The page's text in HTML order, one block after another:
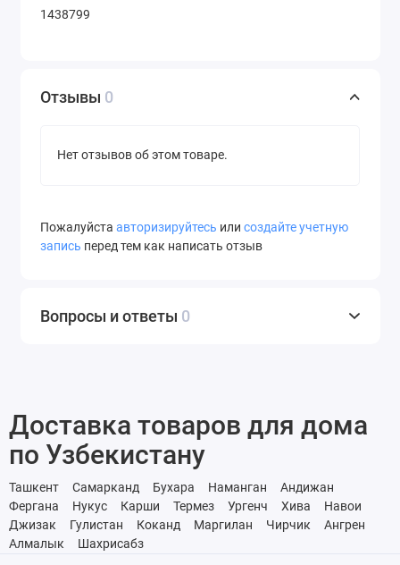
1438799
Отзывы 0
Нет отзывов об этом товаре.
Пожалуйста авторизируйтесь или создайте учетную
запись перед тем как написать отзыв
Вопросы и ответы 0
Доставка товаров для дома
по Узбекистану
Ташкент Самарканд Бухара Наманган
Андижан
Фергана
Нукус Карши Термез Ургенч Хива
Навои
Джизак
Гулистан Коканд Маргилан Чирчик
Ангрен
Алмалык
Шахрисабз